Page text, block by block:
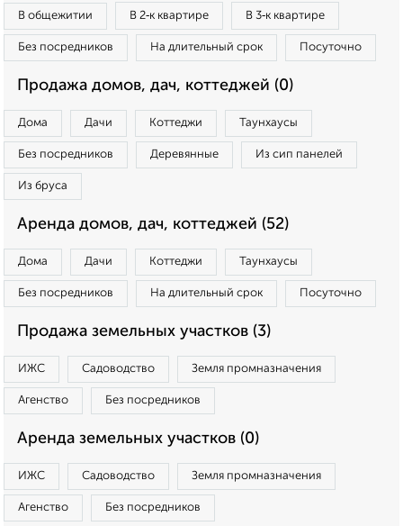
В общежитии В 2‑к квартире В 3‑к квартире
Без посредников На длительный срок Посуточно
Продажа домов, дач, коттеджей (0)
Дома Дачи Коттеджи Таунхаусы
Без посредников Деревянные Из сип панелей
Из бруса
Аренда домов, дач, коттеджей (52)
Дома Дачи Коттеджи Таунхаусы
Без посредников На длительный срок Посуточно
Продажа земельных участков (3)
ИЖС Садоводство Земля промназначения
Агенство Без посредников
Аренда земельных участков (0)
ИЖС Садоводство Земля промназначения
Агенство Без посредников